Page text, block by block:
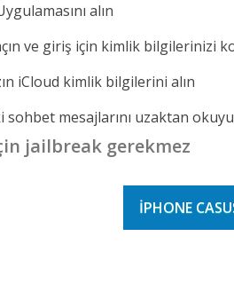
alın
ve giriş için kimlik bilgilerinizi
iCloud kimlik bilgilerini alın
sohbet mesajlarını uzaktan
jailbreak gerekmez
IPHONE